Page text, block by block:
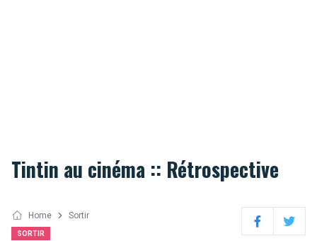
Tintin au cinéma :: Rétrospective
Home Sortir
SORTIR FacebookTwitter